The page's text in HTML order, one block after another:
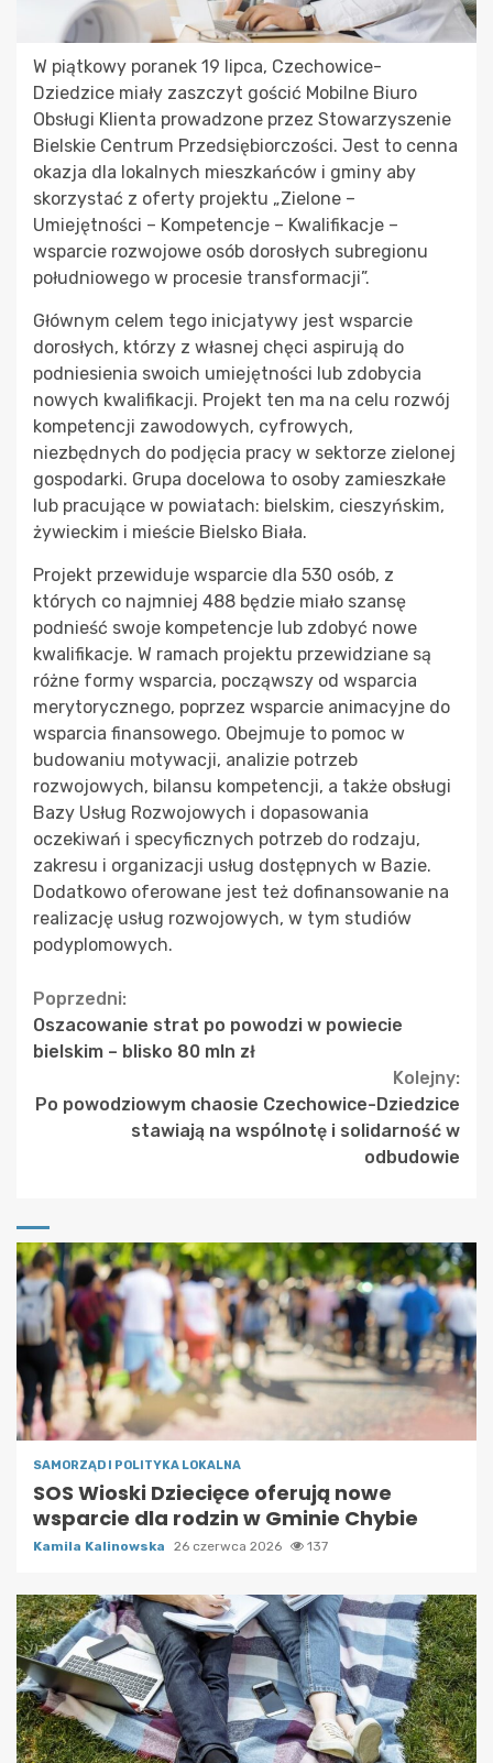
W piątkowy poranek 19 lipca, Czechowice-
Dziedzice miały zaszczyt gościć Mobilne Biuro
Obsługi Klienta prowadzone przez Stowarzyszenie
Bielskie Centrum Przedsiębiorczości. Jest to cenna
okazja dla lokalnych mieszkańców i gminy aby
skorzystać z oferty projektu „Zielone –
Umiejętności – Kompetencje – Kwalifikacje –
wsparcie rozwojowe osób dorosłych subregionu
południowego w procesie transformacji”.
Głównym celem tego inicjatywy jest wsparcie
dorosłych, którzy z własnej chęci aspirują do
podniesienia swoich umiejętności lub zdobycia
nowych kwalifikacji. Projekt ten ma na celu rozwój
kompetencji zawodowych, cyfrowych,
niezbędnych do podjęcia pracy w sektorze zielonej
gospodarki. Grupa docelowa to osoby zamieszkałe
lub pracujące w powiatach: bielskim, cieszyńskim,
żywieckim i mieście Bielsko Biała.
Projekt przewiduje wsparcie dla 530 osób, z
których co najmniej 488 będzie miało szansę
podnieść swoje kompetencje lub zdobyć nowe
kwalifikacje. W ramach projektu przewidziane są
różne formy wsparcia, począwszy od wsparcia
merytorycznego, poprzez wsparcie animacyjne do
wsparcia finansowego. Obejmuje to pomoc w
budowaniu motywacji, analizie potrzeb
rozwojowych, bilansu kompetencji, a także obsługi
Bazy Usług Rozwojowych i dopasowania
oczekiwań i specyficznych potrzeb do rodzaju,
zakresu i organizacji usług dostępnych w Bazie.
Dodatkowo oferowane jest też dofinansowanie na
realizację usług rozwojowych, w tym studiów
podyplomowych.
Continue
Reading
Poprzedni:
Oszacowanie strat po powodzi w powiecie
bielskim – blisko 80 mln zł
Kolejny:
Po powodziowym chaosie Czechowice-Dziedzice
stawiają na wspólnotę i solidarność w
odbudowie
SAMORZĄD I POLITYKA LOKALNA
SOS Wioski Dziecięce oferują nowe
wsparcie dla rodzin w Gminie Chybie
Kamila Kalinowska 26 czerwca 2026 137